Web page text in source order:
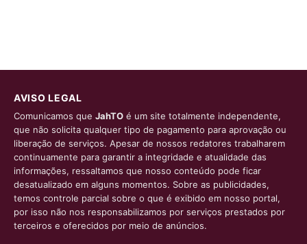
AVISO LEGAL
Comunicamos que JahTO é um site totalmente independente,
que não solicita qualquer tipo de pagamento para aprovação ou
liberação de serviços. Apesar de nossos redatores trabalharem
continuamente para garantir a integridade e atualidade das
informações, ressaltamos que nosso conteúdo pode ficar
desatualizado em alguns momentos. Sobre as publicidades,
temos controle parcial sobre o que é exibido em nosso portal,
por isso não nos responsabilizamos por serviços prestados por
terceiros e oferecidos por meio de anúncios.